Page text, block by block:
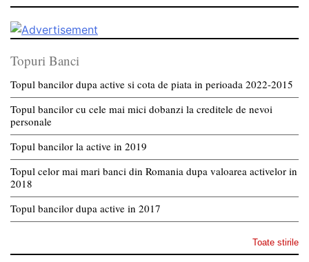
Topuri Banci
Topul bancilor dupa active si cota de piata in perioada 2022-2015
Topul bancilor cu cele mai mici dobanzi la creditele de nevoi
personale
Topul bancilor la active in 2019
Topul celor mai mari banci din Romania dupa valoarea activelor in
2018
Topul bancilor dupa active in 2017
Toate stirile